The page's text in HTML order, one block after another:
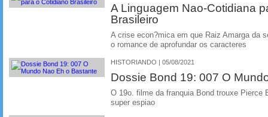
A Linguagem Nao-Cotidiana
Brasileiro
A crise econ?mica em que Raiz Amarga da
o romance de aprofundar os caracteres
HISTORIANDO | 05/08/2021
Dossie Bond 19: 007 O
O 19o. filme da franquia Bond trouxe Pierce
super espiao